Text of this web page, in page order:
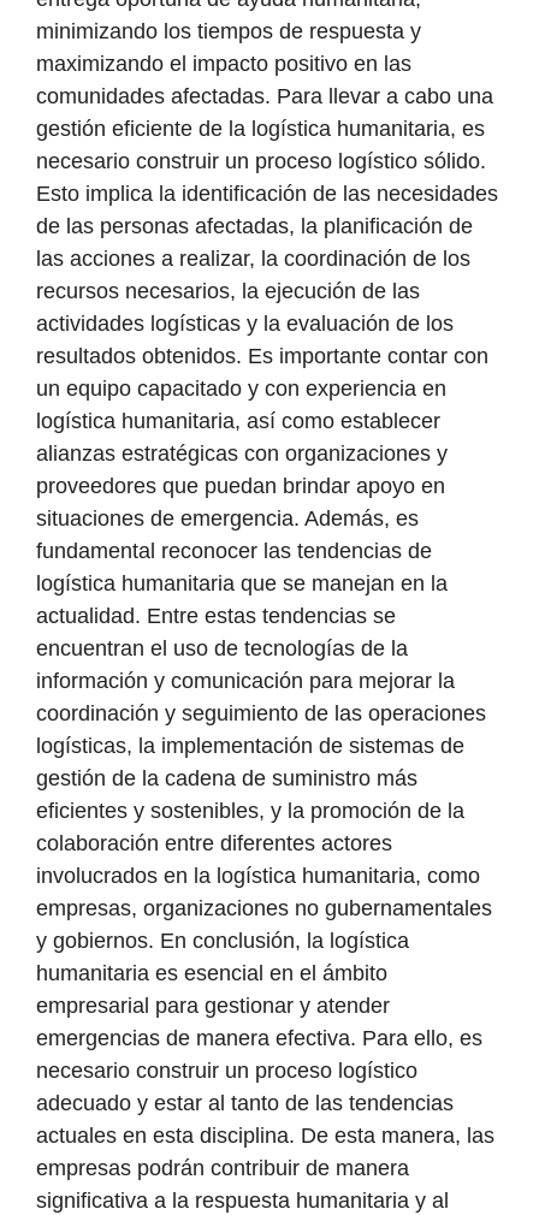
minimizando los tiempos de respuesta y
maximizando el impacto positivo en las
comunidades afectadas. Para llevar a cabo una
gestión eficiente de la logística humanitaria, es
necesario construir un proceso logístico sólido.
Esto implica la identificación de las necesidades
de las personas afectadas, la planificación de
las acciones a realizar, la coordinación de los
recursos necesarios, la ejecución de las
actividades logísticas y la evaluación de los
resultados obtenidos. Es importante contar con
un equipo capacitado y con experiencia en
logística humanitaria, así como establecer
alianzas estratégicas con organizaciones y
proveedores que puedan brindar apoyo en
situaciones de emergencia. Además, es
fundamental reconocer las tendencias de
logística humanitaria que se manejan en la
actualidad. Entre estas tendencias se
encuentran el uso de tecnologías de la
información y comunicación para mejorar la
coordinación y seguimiento de las operaciones
logísticas, la implementación de sistemas de
gestión de la cadena de suministro más
eficientes y sostenibles, y la promoción de la
colaboración entre diferentes actores
involucrados en la logística humanitaria, como
empresas, organizaciones no gubernamentales
y gobiernos. En conclusión, la logística
humanitaria es esencial en el ámbito
empresarial para gestionar y atender
emergencias de manera efectiva. Para ello, es
necesario construir un proceso logístico
adecuado y estar al tanto de las tendencias
actuales en esta disciplina. De esta manera, las
empresas podrán contribuir de manera
significativa a la respuesta humanitaria y al